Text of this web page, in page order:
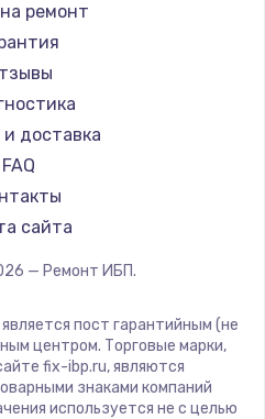
ремонт
доставка
FAQ
сайта
— Ремонт ИБП.
пост гарантийным (не
центром. Торговые марки,
fix-ibp.ru, являются
знаками компаний
используется не с целью